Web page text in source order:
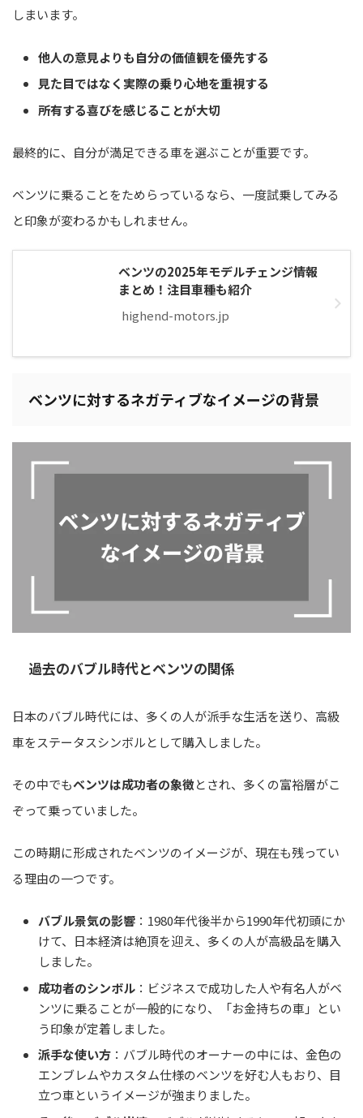
しまいます。
他人の意見よりも自分の価値観を優先する
見た目ではなく実際の乗り心地を重視する
所有する喜びを感じることが大切
最終的に、自分が満足できる車を選ぶことが重要です。
ベンツに乗ることをためらっているなら、一度試乗してみる
と印象が変わるかもしれません。
ベンツの2025年モデルチェンジ情報
まとめ！注目車種も紹介
highend-motors.jp
ベンツに対するネガティブなイメージの背景
過去のバブル時代とベンツの関係
日本のバブル時代には、多くの人が派手な生活を送り、高級
車をステータスシンボルとして購入しました。
その中でもベンツは成功者の象徴とされ、多くの富裕層がこ
ぞって乗っていました。
この時期に形成されたベンツのイメージが、現在も残ってい
る理由の一つです。
バブル景気の影響 ：1980年代後半から1990年代初頭にか
けて、日本経済は絶頂を迎え、多くの人が高級品を購入
しました。
成功者のシンボル ：ビジネスで成功した人や有名人がベ
ンツに乗ることが一般的になり、「お金持ちの車」とい
う印象が定着しました。
派手な使い方 ：バブル時代のオーナーの中には、金色の
エンブレムやカスタム仕様のベンツを好む人もおり、目
立つ車というイメージが強まりました。